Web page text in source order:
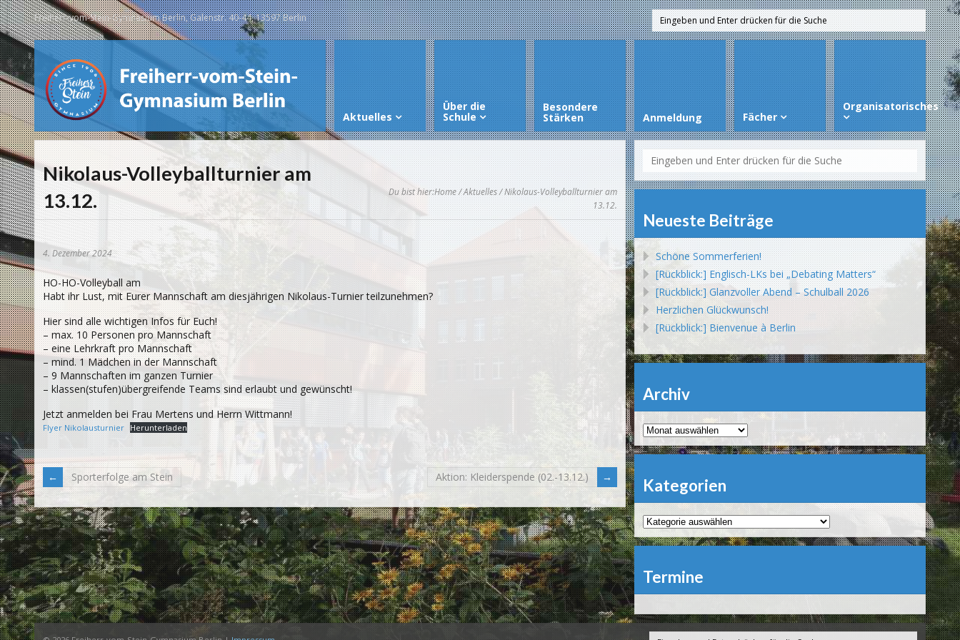
Freiherr-vom-Stein-Gymnasium Berlin, Galenstr. 40-44, 13597 Berlin
Aktuelles
Über die
Schule
Besondere
Stärken Anmeldung Fächer
Organisatorisches
Nikolaus-Volleyballturnier am
13.12.
Du bist hier:Home/Aktuelles/ Nikolaus-Volleyballturnier am
13.12.
4. Dezember 2024
HO-HO-Volleyball am
Habt ihr Lust, mit Eurer Mannschaft am diesjährigen Nikolaus-Turnier teilzunehmen?
Hier sind alle wichtigen Infos für Euch!
– max. 10 Personen pro Mannschaft
– eine Lehrkraft pro Mannschaft
– mind. 1 Mädchen in der Mannschaft
– 9 Mannschaften im ganzen Turnier
– klassen(stufen)übergreifende Teams sind erlaubt und gewünscht!
Jetzt anmelden bei Frau Mertens und Herrn Wittmann!
Flyer Nikolausturnier Herunterladen
Sporterfolge am Stein Aktion: Kleiderspende (02.-13.12.)
Neueste Beiträge
Schöne Sommerferien!
[Rückblick:] Englisch-LKs bei „Debating Matters“
[Rückblick:] Glanzvoller Abend – Schulball 2026
Herzlichen Glückwunsch!
[Rückblick:] Bienvenue à Berlin
Archiv
Archiv
Kategorien
Kategorien
Termine